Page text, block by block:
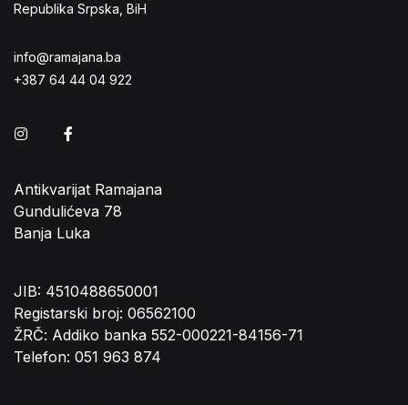
Republika Srpska, BiH
info@ramajana.ba
+387 64 44 04 922
Instagram
Antikvarijat Ramajana
Gundulićeva 78
Banja Luka
JIB: 4510488650001
Registarski broj: 06562100
ŽRČ: Addiko banka 552-000221-84156-71
Telefon: 051 963 874